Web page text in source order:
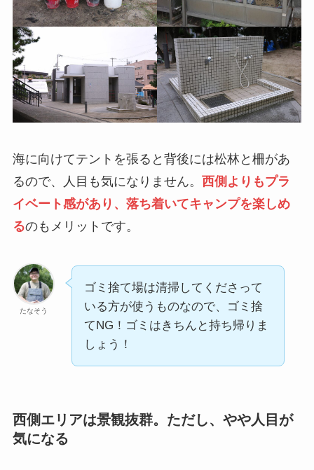
海に向けてテントを張ると背後には松林と柵があ
るので、人目も気になりません。 西側よりもプラ
イベート感があり、落ち着いてキャンプを楽しめ
るのもメリットです。
たなそう
ゴミ捨て場は清掃してくださって
いる方が使うものなので、ゴミ捨
てNG！ゴミはきちんと持ち帰りま
しょう！
西側エリアは景観抜群。ただし、やや人目が
気になる